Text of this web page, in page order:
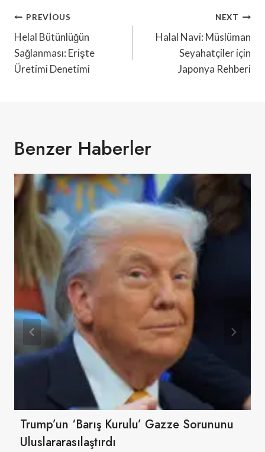
Yazı
Gezinmesi
PREVIOUS
Helal Bütünlüğün
Sağlanması: Erişte
Üretimi Denetimi
NEXT
Halal Navi: Müslüman
Seyahatçiler için
Japonya Rehberi
Benzer Haberler
Trump’un ‘Barış Kurulu’ Gazze Sorununu
Uluslararasılaştırdı